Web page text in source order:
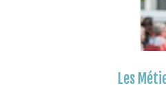
Les